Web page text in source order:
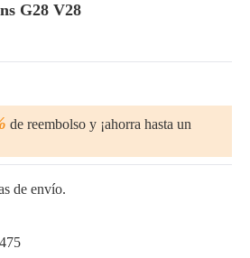
G28 V28
de reembolso y ¡ahorra hasta un
de envío.